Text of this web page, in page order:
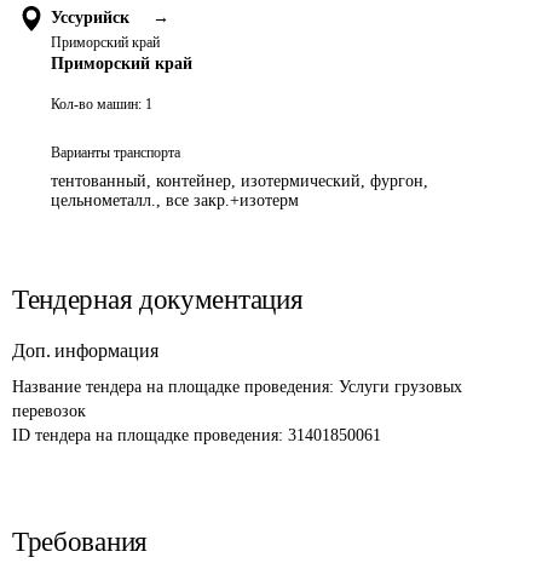
Уссурийск →
Приморский край
Приморский край
Кол-во машин: 1
Варианты транспорта
тентованный, контейнер, изотермический, фургон,
цельнометалл., все закр.+изотерм
Тендерная документация
Доп. информация
Название тендера на площадке проведения: Услуги грузовых
перевозок
ID тендера на площадке проведения: 31401850061
Требования